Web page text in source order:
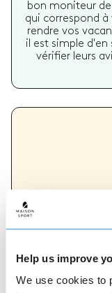
Help us improve
We use cookies to
bon moniteur
qui correspond
rendre vos
il est simple d'en
vérifier leurs
70 % de tout
Maison Sport
informations
régulièrement